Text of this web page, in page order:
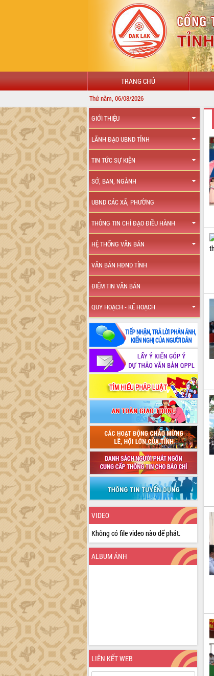
TRANG CHỦ
Thứ năm, 06/08/2026
GIỚI THIỆU
LÃNH ĐẠO UBND TỈNH
TIN TỨC SỰ KIỆN
SỞ, BAN, NGÀNH
UBND CÁC XÃ, PHƯỜNG
THÔNG TIN CHỈ ĐẠO ĐIỀU HÀNH
HỆ THỐNG VĂN BẢN
VĂN BẢN HĐND TỈNH
ĐIỂM TIN VĂN BẢN
QUY HOẠCH - KẾ HOẠCH
VIDEO
Không có file video nào để phát.
ALBUM ẢNH
LIÊN KẾT WEB